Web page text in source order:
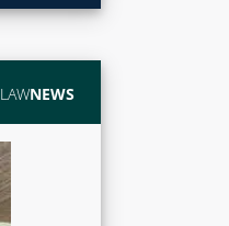
LAWNEWS